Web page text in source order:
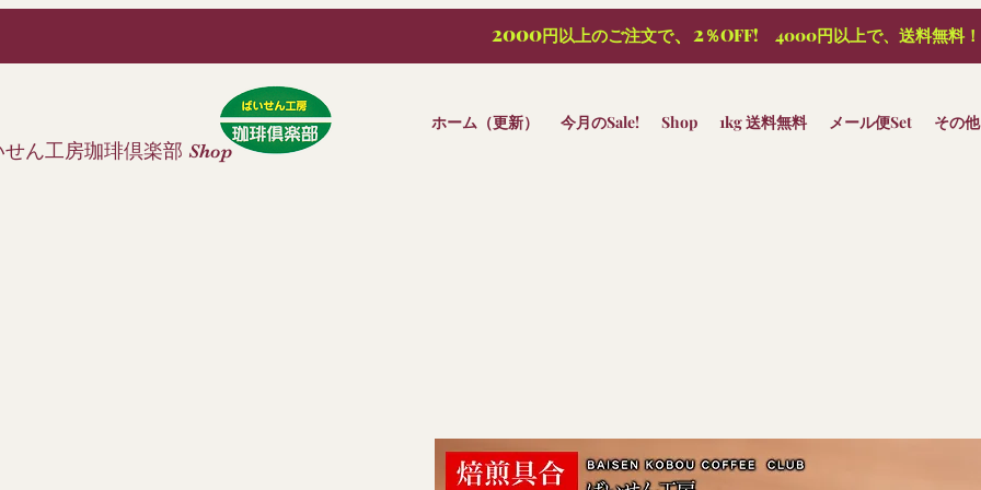
2000円以上のご注文で、2％OFF! 4000円以上で、送料無料！
ホーム（更新） 今月のSale! Shop 1kg 送料無料 メール便Set その他
せん工房珈琲倶楽部 Shop